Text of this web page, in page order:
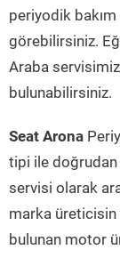
periyodik bakım
görebilirsiniz.
Araba
bulunabilirsiniz.
Seat Arona
tipi ile doğrudan
servisi olarak
marka üreticisin
bulunan motor